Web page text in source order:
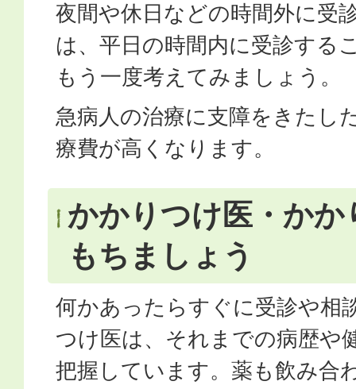
夜間や休日などの時間外に受
は、平日の時間内に受診する
もう一度考えてみましょう。
急病人の治療に支障をきたし
療費が高くなります。
かかりつけ医・かか
もちましょう
何かあったらすぐに受診や相
つけ医は、それまでの病歴や
把握しています。薬も飲み合